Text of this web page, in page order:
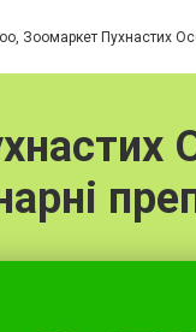
Зоомаркет Пухнастих